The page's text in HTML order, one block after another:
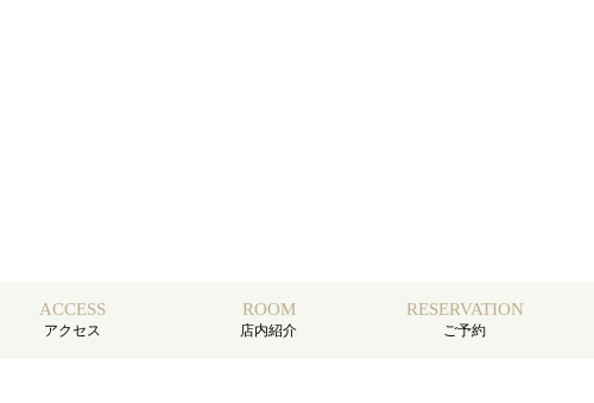
ACCESS
アクセス
ROOM
店内紹介
RESERVATION
ご予約